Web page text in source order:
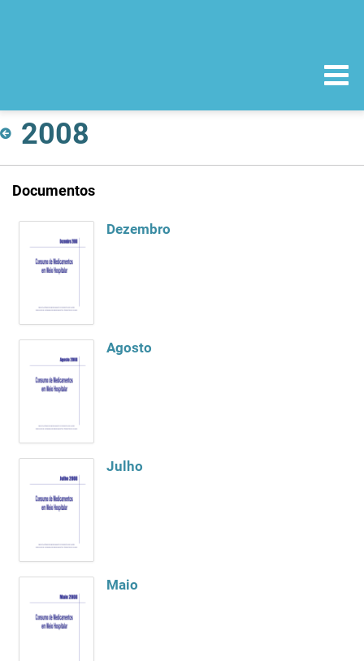
2008
Documentos
Dezembro
Agosto
Julho
Maio